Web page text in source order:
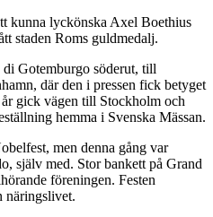
kunna lyckönska Axel Boethius
staden Roms guldmedalj.
Gotemburgo söderut, till
där den i pressen fick betyget
gick vägen till Stockholm och
hemma i Svenska Mässan.
men denna gång var
själv med. Stor bankett på Grand
föreningen. Festen
näringslivet.